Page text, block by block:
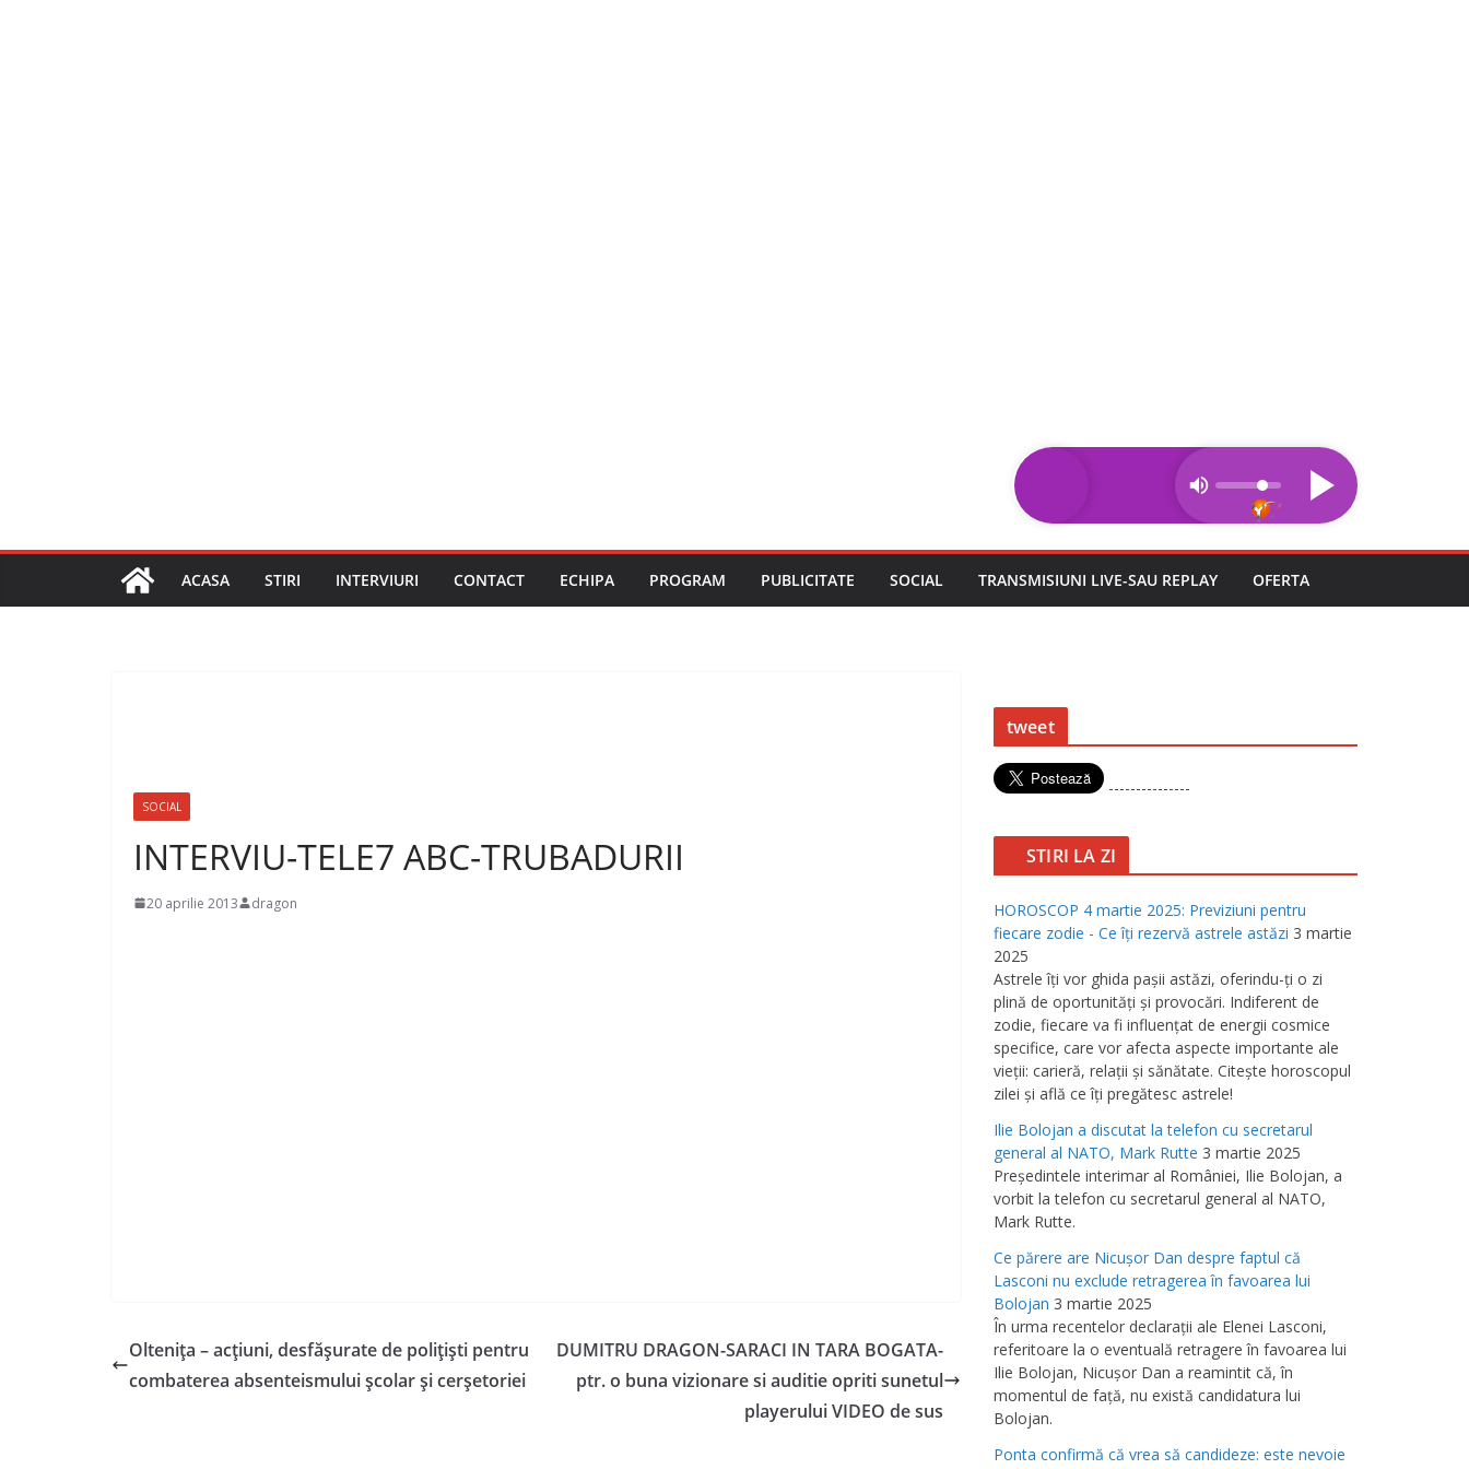
ACASA STIRI INTERVIURI CONTACT ECHIPA PROGRAM PUBLICITATE SOCIAL TRANSMISIUNI LIVE-SAU REPLAY OFERTA
SOCIAL
INTERVIU-TELE7 ABC-TRUBADURII
20 aprilie 2013 dragon
Olteniţa – acţiuni, desfăşurate de poliţişti pentru
combaterea absenteismului şcolar şi cerşetoriei
DUMITRU DRAGON-SARACI IN TARA BOGATA-
ptr. o buna vizionare si auditie opriti sunetul
playerului VIDEO de sus
tweet
---------------
STIRI LA ZI
HOROSCOP 4 martie 2025: Previziuni pentru
fiecare zodie - Ce îţi rezervă astrele astăzi 3 martie
2025
Astrele îţi vor ghida paşii astăzi, oferindu-ţi o zi
plină de oportunităţi şi provocări. Indiferent de
zodie, fiecare va fi influenţat de energii cosmice
specifice, care vor afecta aspecte importante ale
vieţii: carieră, relaţii şi sănătate. Citeşte horoscopul
zilei şi află ce îţi pregătesc astrele!
Ilie Bolojan a discutat la telefon cu secretarul
general al NATO, Mark Rutte 3 martie 2025
Preşedintele interimar al României, Ilie Bolojan, a
vorbit la telefon cu secretarul general al NATO,
Mark Rutte.
Ce părere are Nicuşor Dan despre faptul că
Lasconi nu exclude retragerea în favoarea lui
Bolojan 3 martie 2025
În urma recentelor declaraţii ale Elenei Lasconi,
referitoare la o eventuală retragere în favoarea lui
Ilie Bolojan, Nicuşor Dan a reamintit că, în
momentul de faţă, nu există candidatura lui
Bolojan.
Ponta confirmă că vrea să candideze: este nevoie